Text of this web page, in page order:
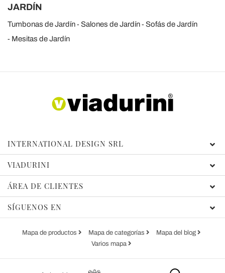
JARDÍN
Tumbonas de Jardín Salones de Jardín
Sofás de Jardín
Mesitas de Jardín
INTERNATIONAL DESIGN SRL
VIADURINI
ÁREA DE CLIENTES
SÍGUENOS EN
Mapa de productos Mapa de categorías
Mapa del blog
Varios mapa